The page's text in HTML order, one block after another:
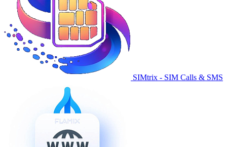
SIMtrix - SIM Calls & SMS